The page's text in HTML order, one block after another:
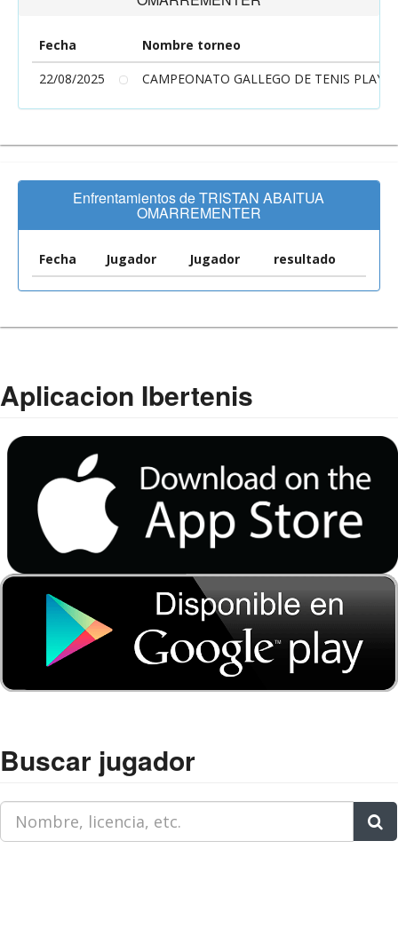
Fecha
Nombre torneo
22/08/2025
CAMPEONATO GALLEGO DE TENIS PLAYA
Enfrentamientos de TRISTAN ABAITUA
OMARREMENTER
Fecha Jugador Jugador resultado
Aplicacion Ibertenis
Buscar jugador